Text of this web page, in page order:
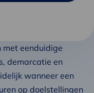
eenduidige
demarcatie en
wanneer een
op doelstellingen